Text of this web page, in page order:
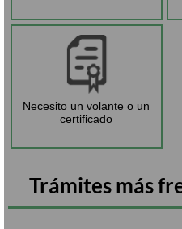
Necesito un volante o un
certificado
Trámites más